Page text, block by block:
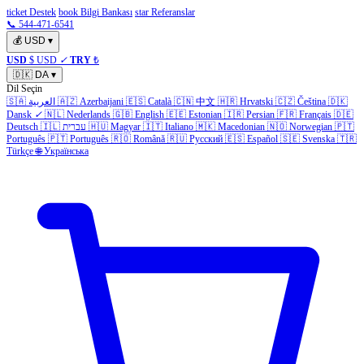
ticket Destek book Bilgi Bankası star Referanslar
📞 544-471-6541
💰 USD ▾
USD $ USD ✓ TRY ₺
🇩🇰 DA ▾
Dil Seçin
🇸🇦 العربية 🇦🇿 Azerbaijani 🇪🇸 Català 🇨🇳 中文 🇭🇷 Hrvatski 🇨🇿 Čeština 🇩🇰
Dansk ✓ 🇳🇱 Nederlands 🇬🇧 English 🇪🇪 Estonian 🇮🇷 Persian 🇫🇷 Français 🇩🇪
Deutsch 🇮🇱 עברית 🇭🇺 Magyar 🇮🇹 Italiano 🇲🇰 Macedonian 🇳🇴 Norwegian 🇵🇹
Português 🇵🇹 Português 🇷🇴 Română 🇷🇺 Русский 🇪🇸 Español 🇸🇪 Svenska 🇹🇷
Türkçe 🌐 Українська